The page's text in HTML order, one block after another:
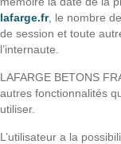
lafarge.fr, le nombre
de session et toute
l’internaute.
LAFARGE BETONS
autres fonctionnalités
utiliser.
L’utilisateur a la